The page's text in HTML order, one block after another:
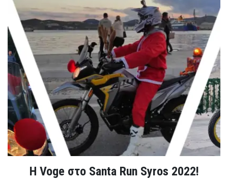
Η Voge στο Santa Run Syros 2022!